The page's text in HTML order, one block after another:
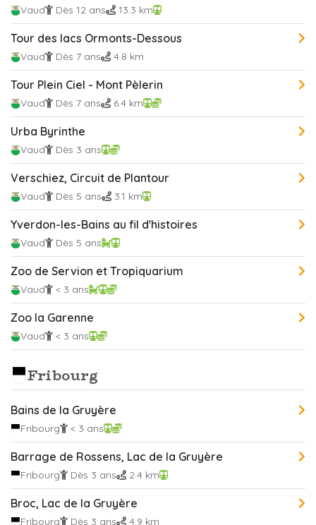
Vaud Dès 12 ans 13.3 km
Tour des lacs Ormonts-Dessous
Vaud Dès 7 ans 4.8 km
Tour Plein Ciel - Mont Pèlerin
Vaud Dès 7 ans 6.4 km
Urba Byrinthe
Vaud Dès 3 ans
Verschiez, Circuit de Plantour
Vaud Dès 5 ans 3.1 km
Yverdon-les-Bains au fil d'histoires
Vaud Dès 5 ans
Zoo de Servion et Tropiquarium
Vaud < 3 ans
Zoo la Garenne
Vaud < 3 ans
Fribourg
Bains de la Gruyère
Fribourg < 3 ans
Barrage de Rossens, Lac de la Gruyère
Fribourg Dès 3 ans 2.4 km
Broc, Lac de la Gruyère
Fribourg Dès 3 ans 4.9 km